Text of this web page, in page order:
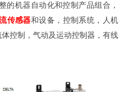
机器自动化和控制产品组合，
传感器和设备，控制系统，人机
控制，气动及运动控制器，有线